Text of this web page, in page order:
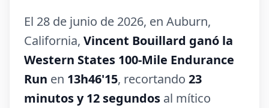
El 28 de junio de 2026, en Auburn,
California, Vincent Bouillard ganó la
Western States 100-Mile Endurance
Run en 13h46'15, recortando 23
minutos y 12 segundos al mítico